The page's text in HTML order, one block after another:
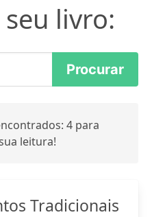
livro:
4 para
leitura!
Tradicionais